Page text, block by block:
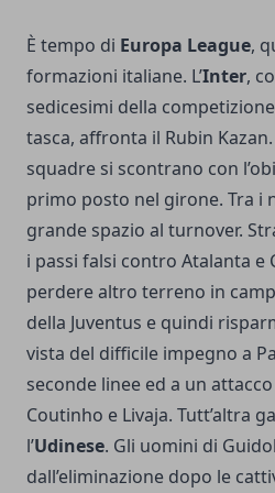
È tempo di Europa League,
formazioni italiane. L’Inter,
sedicesimi della
tasca, affronta il Rubin
squadre si scontrano con
primo posto nel girone. Tra i
grande spazio al turnover.
i passi falsi contro Atalanta e
perdere altro terreno in
della Juventus e quindi
vista del difficile impegno a
seconde linee ed a un
Coutinho e Livaja. Tutt’altra
l’Udinese. Gli uomini di
dall’eliminazione dopo le